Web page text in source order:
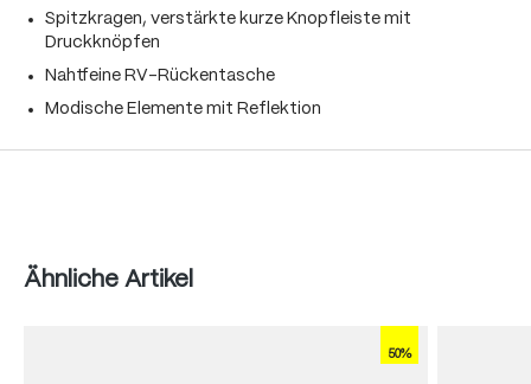
Spitzkragen, verstärkte kurze Knopfleiste mit
Druckknöpfen
Nahtfeine RV-Rückentasche
Modische Elemente mit Reflektion
Produktgalerie überspringen
Ähnliche Artikel
50%